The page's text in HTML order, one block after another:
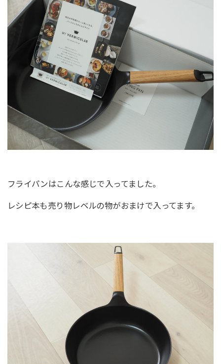
フライパンはこんな感じで入ってました。
レシピ本も売り物レベルの物がおまけで入ってます。